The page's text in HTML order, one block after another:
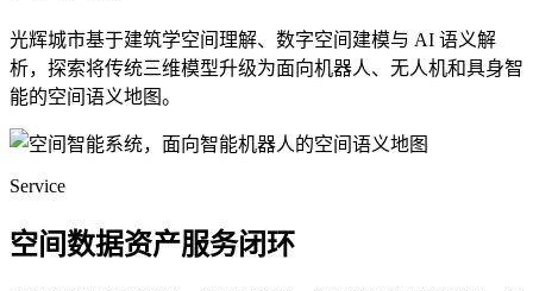
光辉城市基于建筑学空间理解、数字空间建模与 AI 语义解
析，探索将传统三维模型升级为面向机器人、无人机和具身智
能的空间语义地图。
Service
空间数据资产服务闭环